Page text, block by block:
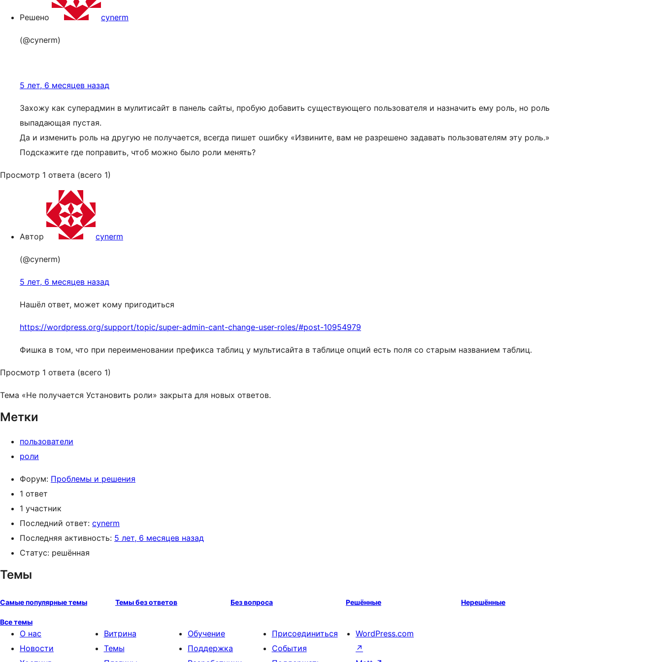
Решено cynerm
(@cynerm)
5 лет, 6 месяцев назад
Захожу как суперадмин в мулитисайт в панель сайты, пробую добавить существующего пользователя и назначить ему роль, но роль
выпадающая пустая.
Да и изменить роль на другую не получается, всегда пишет ошибку «Извините, вам не разрешено задавать пользователям эту роль.»
Подскажите где поправить, чтоб можно было роли менять?
Просмотр 1 ответа (всего 1)
Автор cynerm
(@cynerm)
5 лет, 6 месяцев назад
Нашёл ответ, может кому пригодиться
https://wordpress.org/support/topic/super-admin-cant-change-user-roles/#post-10954979
Фишка в том, что при переименовании префикса таблиц у мультисайта в таблице опций есть поля со старым названием таблиц.
Просмотр 1 ответа (всего 1)
Тема «Не получается Установить роли» закрыта для новых ответов.
Метки
пользователи
роли
Форум: Проблемы и решения
1 ответ
1 участник
Последний ответ: cynerm
Последняя активность: 5 лет, 6 месяцев назад
Статус: решённая
Темы
Самые популярные темы Темы без ответов Без вопроса Решённые Нерешённые
Все темы
О нас
Новости
Витрина
Темы
Обучение
Поддержка
Присоединиться
События
WordPress.com
↗